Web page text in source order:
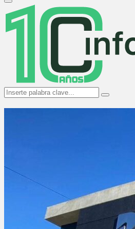
Primary
Menu
Search
for:
Search